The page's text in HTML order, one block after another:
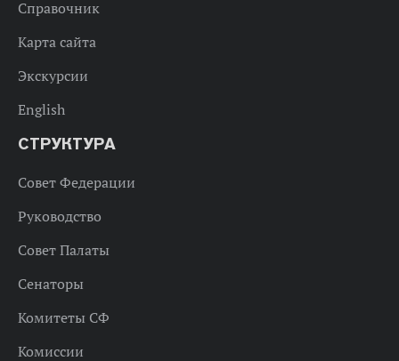
Справочник
Карта сайта
Экскурсии
English
СТРУКТУРА
Совет Федерации
Руководство
Совет Палаты
Сенаторы
Комитеты СФ
Комиссии